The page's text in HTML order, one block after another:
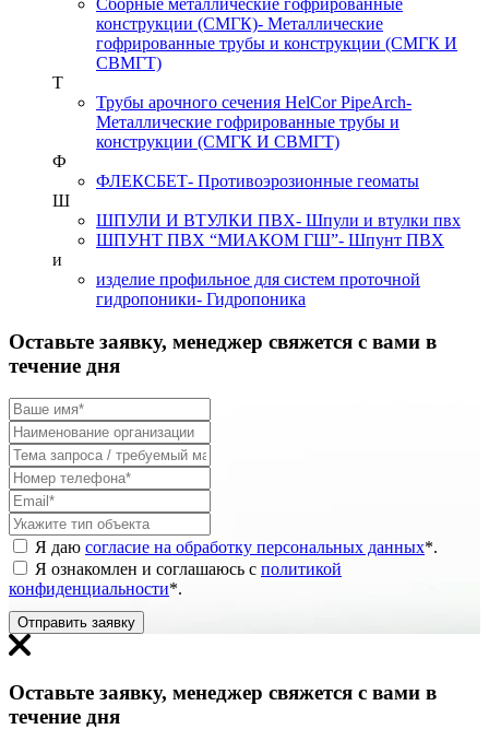
конструкции (СМГК)- Металлические
гофрированные трубы и конструкции (СМГК И
СВМГТ)
Т
Трубы арочного сечения HelCor PipeArch-
Металлические гофрированные трубы и
конструкции (СМГК И СВМГТ)
Ф
ФЛЕКСБЕТ- Противоэрозионные геоматы
Ш
ШПУЛИ И ВТУЛКИ ПВХ- Шпули и втулки пвх
ШПУНТ ПВХ “МИАКОМ ГШ”- Шпунт ПВХ
и
изделие профильное для систем проточной
гидропоники- Гидропоника
Оставьте заявку, менеджер свяжется с вами в
течение дня
Я даю согласие на обработку персональных данных*.
Я ознакомлен и соглашаюсь с политикой
конфиденциальности*.
Отправить заявку
Оставьте заявку, менеджер свяжется с вами в
течение дня